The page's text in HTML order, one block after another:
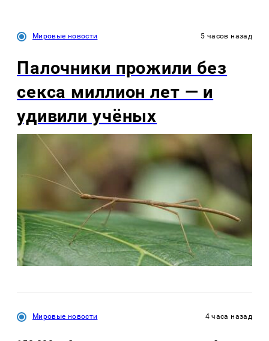
Мировые новости 5 часов назад
Палочники прожили без
секса миллион лет — и
удивили учёных
Мировые новости 4 часа назад